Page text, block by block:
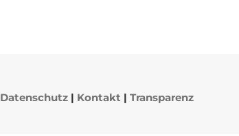
Datenschutz| Kontakt | Transparenz